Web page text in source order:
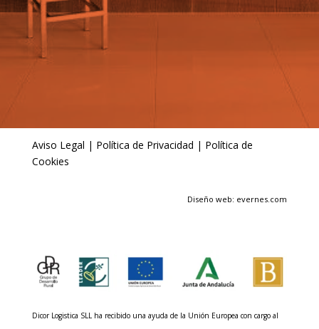
Aviso Legal | Política de Privacidad | Política de
Cookies
Diseño web: evernes.com
Dicor Logistica SLL ha recibido una ayuda de la Unión Europea con cargo al